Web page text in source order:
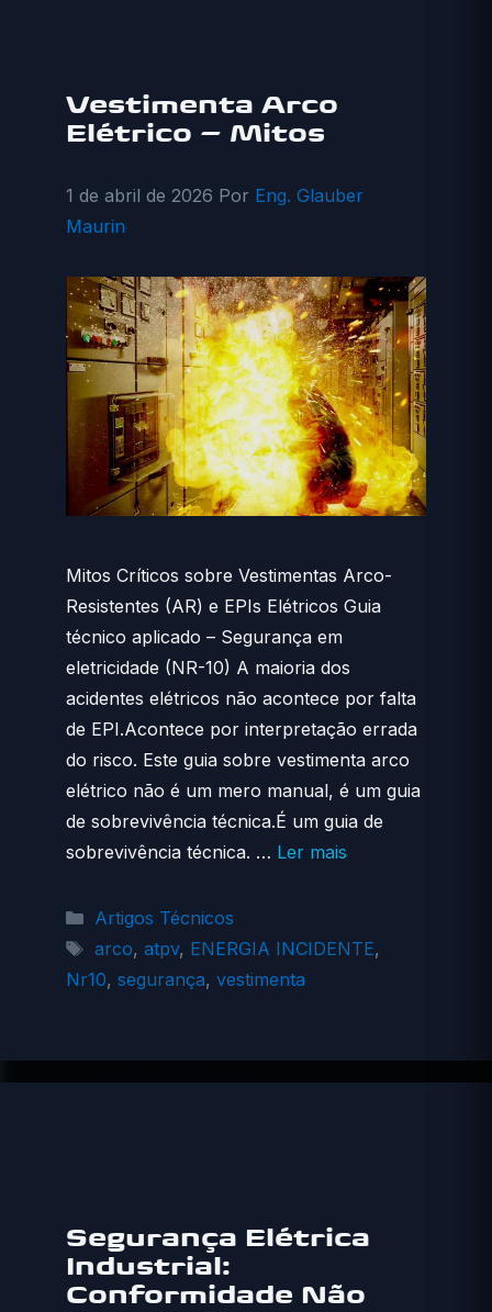
Vestimenta Arco
Elétrico – Mitos
1 de abril de 2026 Por Eng. Glauber
Maurin
Mitos Críticos sobre Vestimentas Arco-
Resistentes (AR) e EPIs Elétricos Guia
técnico aplicado – Segurança em
eletricidade (NR-10) A maioria dos
acidentes elétricos não acontece por falta
de EPI.Acontece por interpretação errada
do risco. Este guia sobre vestimenta arco
elétrico não é um mero manual, é um guia
de sobrevivência técnica.É um guia de
sobrevivência técnica. … Ler mais
Categorias
Artigos Técnicos
Tags
arco, atpv, ENERGIA INCIDENTE,
Nr10, segurança, vestimenta
Segurança Elétrica
Industrial:
Conformidade Não